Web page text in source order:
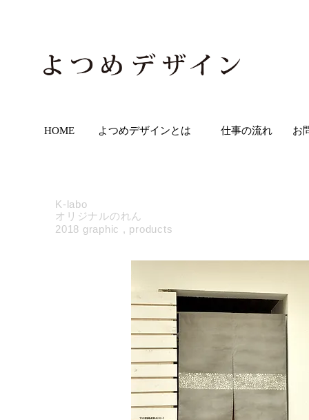
HOME よつめデザインとは 仕事の流れ お
K-labo
オリジナルのれん
2018 graphic , products